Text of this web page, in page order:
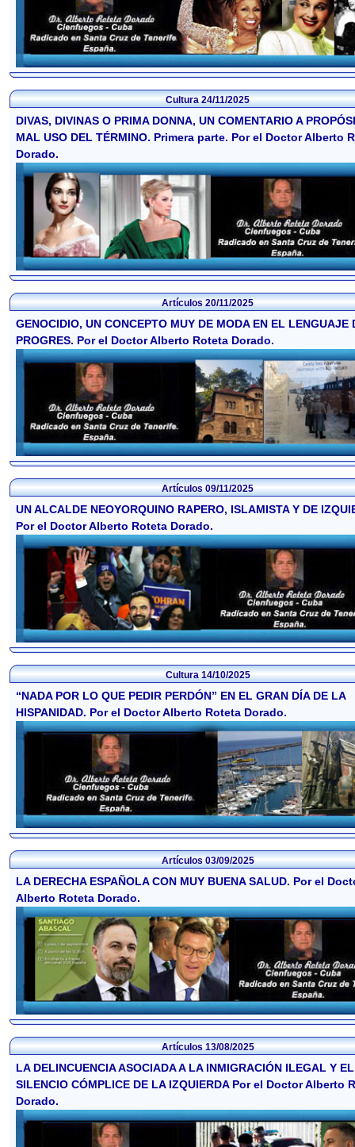
Cultura24/11/2025
DIVAS, DIVINAS O PRIMA DONNA, UN COMENTARIO A
MAL USO DEL TÉRMINO. Primera parte. Por el Doctor Alberto
Dorado.
Artículos20/11/2025
GENOCIDIO, UN CONCEPTO MUY DE MODA EN EL LENGUAJE
PROGRES. Por el Doctor Alberto Roteta Dorado.
Artículos09/11/2025
UN ALCALDE NEOYORQUINO RAPERO, ISLAMISTA Y DE
Por el Doctor Alberto Roteta Dorado.
Cultura14/10/2025
“NADA POR LO QUE PEDIR PERDÓN” EN EL GRAN DÍA DE LA
HISPANIDAD. Por el Doctor Alberto Roteta Dorado.
Artículos03/09/2025
LA DERECHA ESPAÑOLA CON MUY BUENA SALUD. Por el
Alberto Roteta Dorado.
Artículos13/08/2025
LA DELINCUENCIA ASOCIADA A LA INMIGRACIÓN ILEGAL Y EL
SILENCIO CÓMPLICE DE LA IZQUIERDA Por el Doctor Alberto
Dorado.